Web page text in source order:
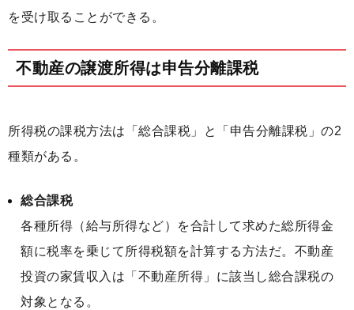
を受け取ることができる。
不動産の譲渡所得は申告分離課税
所得税の課税方法は「総合課税」と「申告分離課税」の2
種類がある。
総合課税
各種所得（給与所得など）を合計して求めた総所得金
額に税率を乗じて所得税額を計算する方法だ。不動産
投資の家賃収入は「不動産所得」に該当し総合課税の
対象となる。